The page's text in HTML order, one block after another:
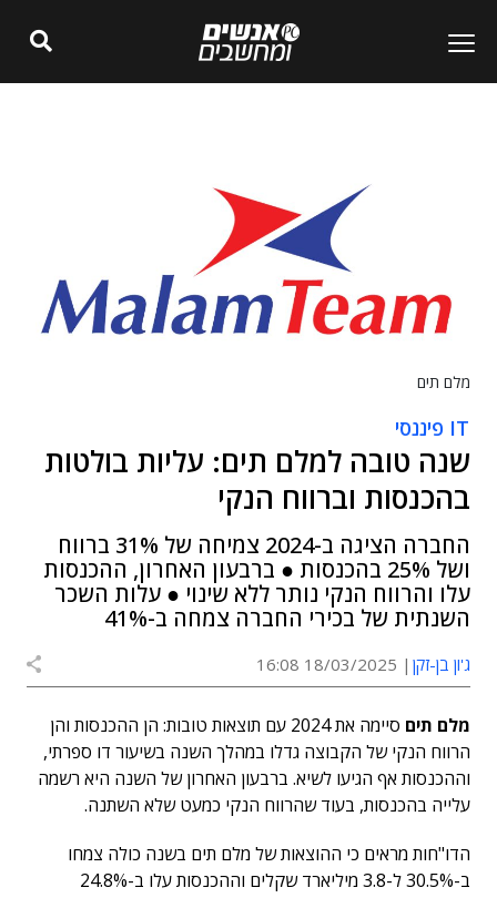
מלם תים
IT פיננסי
שנה טובה למלם תים: עליות בולטות
בהכנסות וברווח הנקי
החברה הציגה ב-2024 צמיחה של 31% ברווח
ושל 25% בהכנסות ● ברבעון האחרון, ההכנסות
עלו והרווח הנקי נותר ללא שינוי ● עלות השכר
השנתית של בכירי החברה צמחה ב-41%
ג'ון בן-זקן 18/03/2025 16:08
מלם תים
סיימה את 2024 עם תוצאות טובות: הן ההכנסות והן
הרווח הנקי של הקבוצה גדלו במהלך השנה בשיעור דו ספרתי,
וההכנסות אף הגיעו לשיא. ברבעון האחרון של השנה היא רשמה
עלייה בהכנסות, בעוד שהרווח הנקי כמעט שלא השתנה.
הדו"חות מראים כי ההוצאות של מלם תים בשנה כולה צמחו
ב-30.5% ל-3.8 מיליארד שקלים וההכנסות עלו ב-24.8%